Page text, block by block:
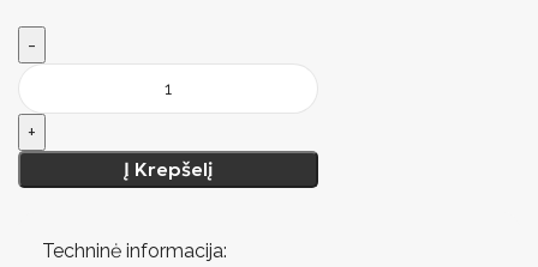
Į Krepšelį
Techninė informacija: